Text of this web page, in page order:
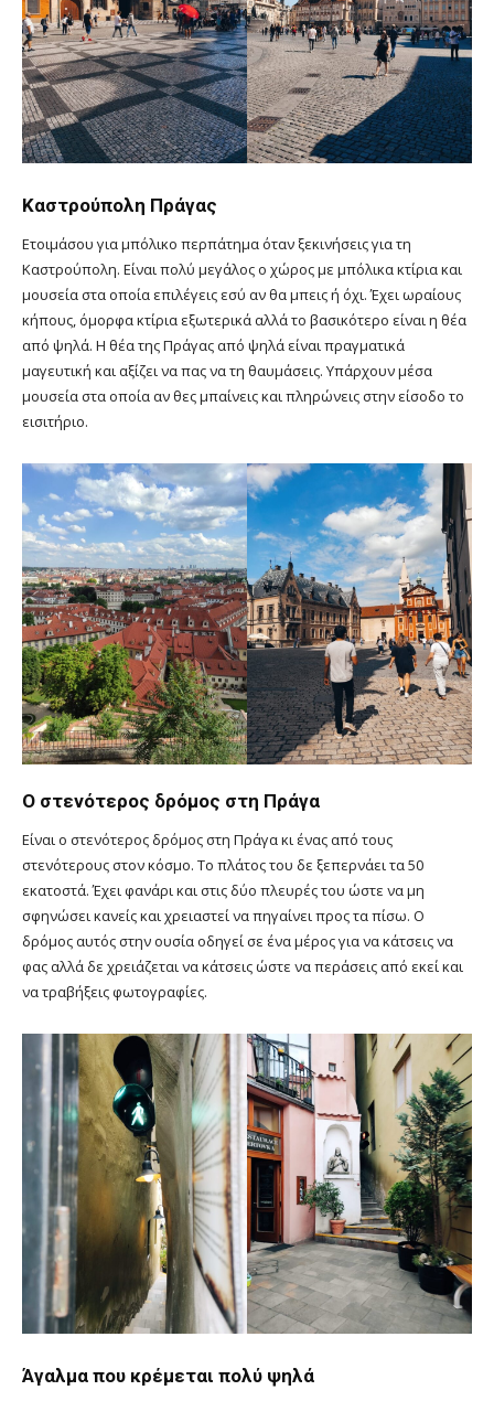
Καστρούπολη Πράγας
Ετοιμάσου για μπόλικο περπάτημα όταν ξεκινήσεις για τη
Καστρούπολη. Είναι πολύ μεγάλος ο χώρος με μπόλικα κτίρια και
μουσεία στα οποία επιλέγεις εσύ αν θα μπεις ή όχι. Έχει ωραίους
κήπους, όμορφα κτίρια εξωτερικά αλλά το βασικότερο είναι η θέα
από ψηλά. Η θέα της Πράγας από ψηλά είναι πραγματικά
μαγευτική και αξίζει να πας να τη θαυμάσεις. Υπάρχουν μέσα
μουσεία στα οποία αν θες μπαίνεις και πληρώνεις στην είσοδο το
εισιτήριο.
Ο στενότερος δρόμος στη Πράγα
Είναι ο στενότερος δρόμος στη Πράγα κι ένας από τους
στενότερους στον κόσμο. Το πλάτος του δε ξεπερνάει τα 50
εκατοστά. Έχει φανάρι και στις δύο πλευρές του ώστε να μη
σφηνώσει κανείς και χρειαστεί να πηγαίνει προς τα πίσω. Ο
δρόμος αυτός στην ουσία οδηγεί σε ένα μέρος για να κάτσεις να
φας αλλά δε χρειάζεται να κάτσεις ώστε να περάσεις από εκεί και
να τραβήξεις φωτογραφίες.
Άγαλμα που κρέμεται πολύ ψηλά